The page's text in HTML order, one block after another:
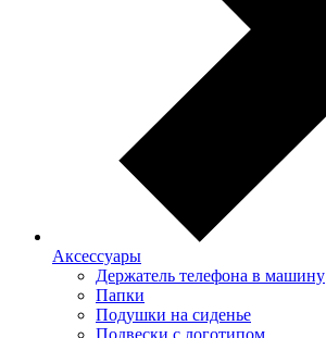
Аксессуары
Держатель телефона в машину
Папки
Подушки на сиденье
Подвески с логотипом